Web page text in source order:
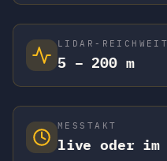
LIDAR-
5 – 200 m
MESSTAKT
live oder